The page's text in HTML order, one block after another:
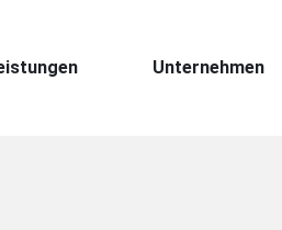
Unternehmen